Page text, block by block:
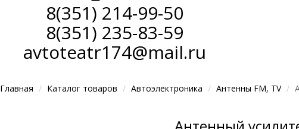
8(351) 214-99-50
8(351) 235-83-59
avtoteatr174@mail.ru
Главная Каталог товаров Автоэлектроника Антенны FM, TV